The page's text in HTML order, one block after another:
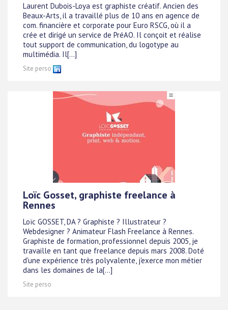
Laurent Dubois-Loya est graphiste créatif. Ancien des
Beaux-Arts, il a travaillé plus de 10 ans en agence de
com. financière et corporate pour Euro RSCG, où il a
crée et dirigé un service de PréAO. Il conçoit et réalise
tout support de communication, du logotype au
multimédia. Il[...]
Site perso
Loïc Gosset, graphiste freelance à
Rennes
Loïc GOSSET, DA ? Graphiste ? Illustrateur ?
Webdesigner ? Animateur Flash Freelance à Rennes.
Graphiste de formation, professionnel depuis 2005, je
travaille en tant que freelance depuis mars 2008. Doté
d'une expérience très polyvalente, j'exerce mon métier
dans les domaines de la[...]
Site perso